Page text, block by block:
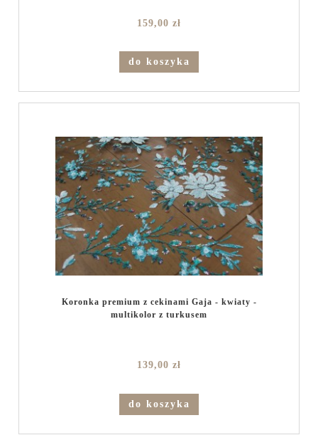
159,00 zł
do koszyka
Koronka premium z cekinami Gaja - kwiaty -
multikolor z turkusem
139,00 zł
do koszyka